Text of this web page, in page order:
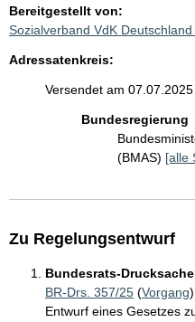
Bereitgestellt von:
Sozialverband VdK
Adressatenkreis:
Versendet am
Bundesregierung
(BMAS) [alle
Zu Regelungsentwurf
Bundesrats-
BR-Drs. 357/25 (Vorgang)
Entwurf eines Gesetzes